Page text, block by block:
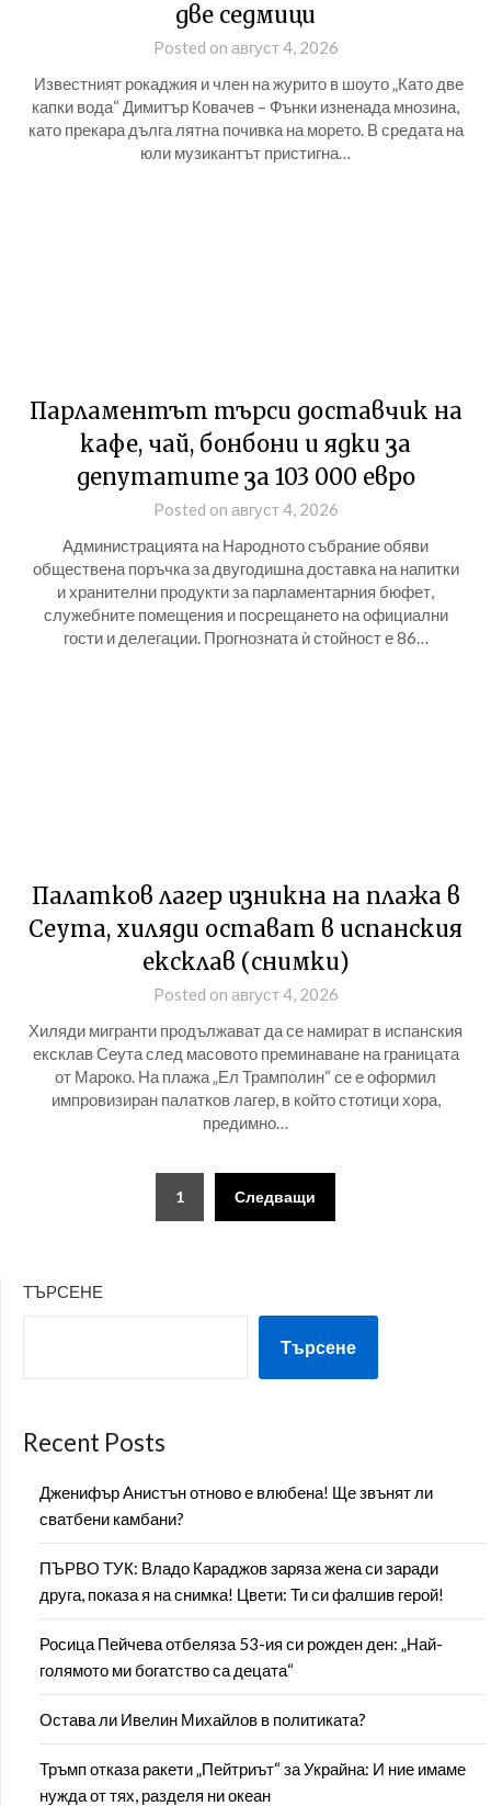
две седмици
Posted on август 4, 2026
Известният рокаджия и член на журито в шоуто „Като две
капки вода“ Димитър Ковачев – Фънки изненада мнозина,
като прекара дълга лятна почивка на морето. В средата на
юли музикантът пристигна…
Парламентът търси доставчик на
кафе, чай, бонбони и ядки за
депутатите за 103 000 евро
Posted on август 4, 2026
Администрацията на Народното събрание обяви
обществена поръчка за двугодишна доставка на напитки
и хранителни продукти за парламентарния бюфет,
служебните помещения и посрещането на официални
гости и делегации. Прогнозната ѝ стойност е 86…
Палатков лагер изникна на плажа в
Сеута, хиляди остават в испанския
ексклав (снимки)
Posted on август 4, 2026
Хиляди мигранти продължават да се намират в испанския
ексклав Сеута след масовото преминаване на границата
от Мароко. На плажа „Ел Трамполин“ се е оформил
импровизиран палатков лагер, в който стотици хора,
предимно…
на
1 Следващи
ТЪРСЕНЕ
Търсене
Recent Posts
Дженифър Анистън отново е влюбена! Ще звънят ли
сватбени камбани?
ПЪРВО ТУК: Владо Караджов заряза жена си заради
друга, показа я на снимка! Цвети: Ти си фалшив герой!
Росица Пейчева отбеляза 53-ия си рожден ден: „Най-
голямото ми богатство са децата“
Остава ли Ивелин Михайлов в политиката?
Тръмп отказа ракети „Пейтриът“ за Украйна: И ние имаме
нужда от тях, разделя ни океан